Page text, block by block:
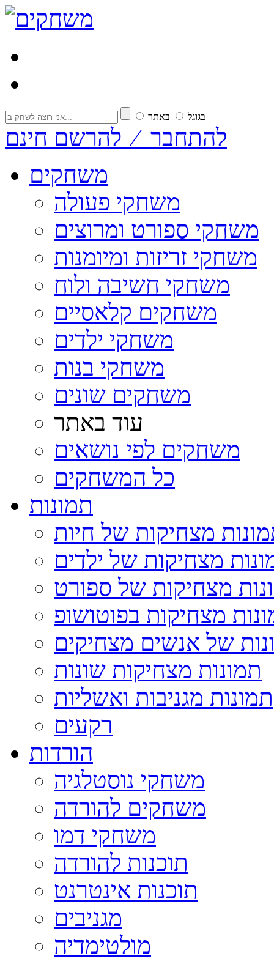
בגוגל באתר
להתחבר ⁄ להרשם חינם
משחקים
משחקי פעולה
משחקי ספורט ומרוצים
משחקי זריזות ומיומנות
משחקי חשיבה ולוח
משחקים קלאסיים
משחקי ילדים
משחקי בנות
משחקים שונים
עוד באתר
משחקים לפי נושאים
כל המשחקים
תמונות
מצחיקות של חיות
מצחיקות של ילדים
מצחיקות של ספורט
מצחיקות בפוטושופ
של אנשים מצחיקים
תמונות מצחיקות שונות
תמונות מגניבות ואשליות
רקעים
הורדות
משחקי נוסטלגיה
משחקים להורדה
משחקי דמו
תוכנות להורדה
תוכנות אינטרנט
מגניבים
מולטימדיה